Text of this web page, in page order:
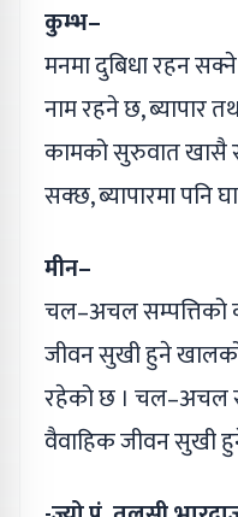
कुम्भ–
मनमा दुबिधा रहन
नाम रहने छ, ब्यापार
कामको सुरुवात खासै
सक्छ, ब्यापारमा पनि
मीन–
चल–अचल सम्पत्तिको
जीवन सुखी हुने खालको
रहेको छ । चल–अचल
वैवाहिक जीवन सुखी